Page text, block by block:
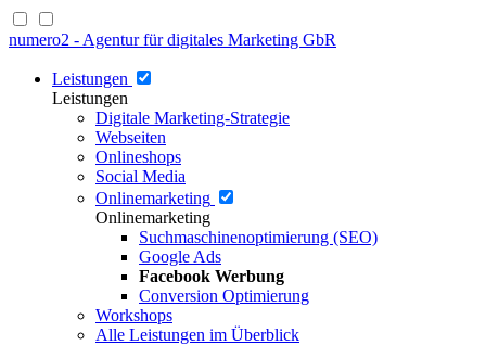
numero2 - Agentur für digitales Marketing GbR
Leistungen
Leistungen
Digitale Marketing-Strategie
Webseiten
Onlineshops
Social Media
Onlinemarketing
Onlinemarketing
Suchmaschinenoptimierung (SEO)
Google Ads
Facebook Werbung
Conversion Optimierung
Workshops
Alle Leistungen im Überblick